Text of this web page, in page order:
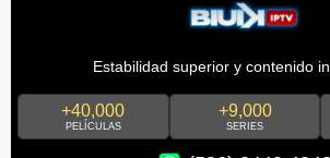
Estabilidad superior y contenido
+40,000
PELÍCULAS
+9,000
SERIES